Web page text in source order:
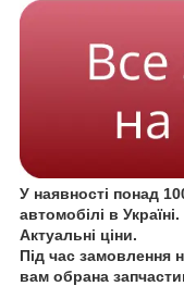
У наявності понад
автомобілі в Україні.
Актуальні ціни.
Під час замовлення
вам обрана